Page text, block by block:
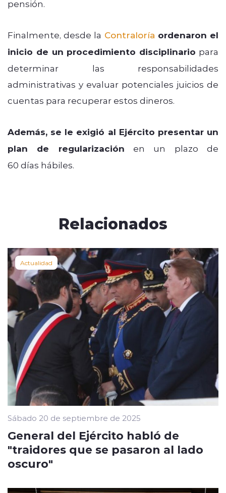
pensión.
Finalmente, desde la Contraloría ordenaron el
inicio de un procedimiento disciplinario para
determinar las responsabilidades
administrativas y evaluar potenciales juicios de
cuentas para recuperar estos dineros.
Además, se le exigió al Ejército presentar un
plan de regularización en un plazo de
60 días hábiles.
Relacionados
Actualidad
Sábado 20 de septiembre de 2025
General del Ejército habló de
"traidores que se pasaron al lado
oscuro"